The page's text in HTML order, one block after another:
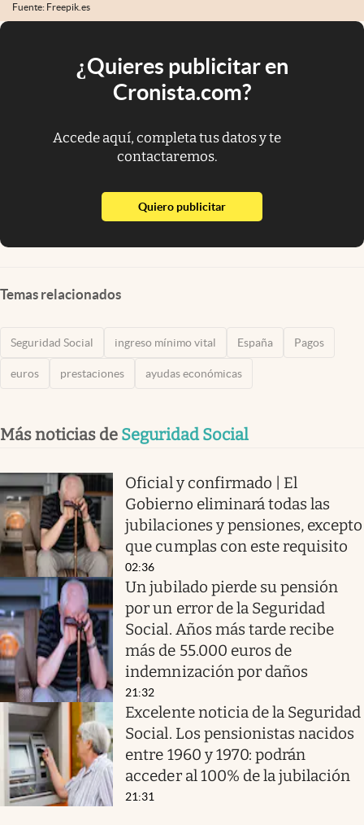
Fuente: Freepik.es
¿Quieres publicitar en
Cronista.com?
Accede aquí, completa tus datos y te
contactaremos.
Quiero publicitarabre en nueva pestaña
Temas relacionados
Seguridad Social ingreso mínimo vital España Pagos
euros prestaciones ayudas económicas
Más noticias de Seguridad Social
Oficial y confirmado | El
Gobierno eliminará todas las
jubilaciones y pensiones, excepto
que cumplas con este requisito
02:36
Un jubilado pierde su pensión
por un error de la Seguridad
Social. Años más tarde recibe
más de 55.000 euros de
indemnización por daños
21:32
Excelente noticia de la Seguridad
Social. Los pensionistas nacidos
entre 1960 y 1970: podrán
acceder al 100% de la jubilación
21:31